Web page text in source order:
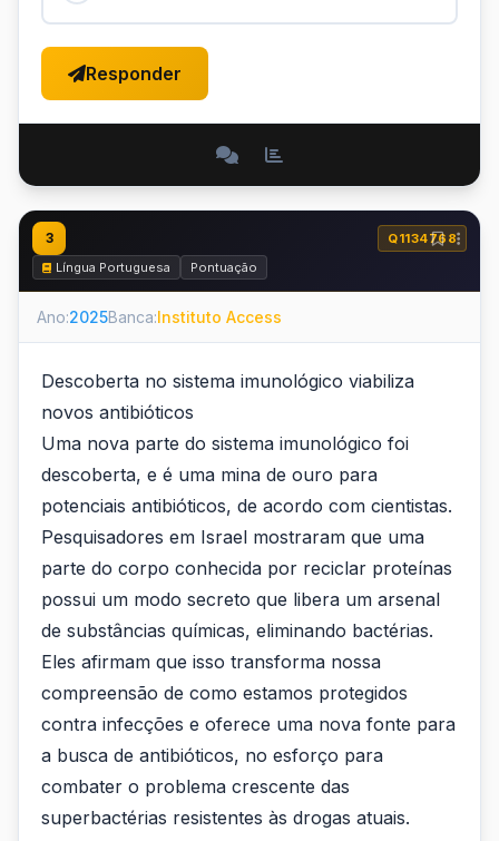
Responder
3
Q1134768
Língua Portuguesa
Pontuação
Ano:2025Banca:Instituto Access
Descoberta no sistema imunológico viabiliza
novos antibióticos
Uma nova parte do sistema imunológico foi
descoberta, e é uma mina de ouro para
potenciais antibióticos, de acordo com cientistas.
Pesquisadores em Israel mostraram que uma
parte do corpo conhecida por reciclar proteínas
possui um modo secreto que libera um arsenal
de substâncias químicas, eliminando bactérias.
Eles afirmam que isso transforma nossa
compreensão de como estamos protegidos
contra infecções e oferece uma nova fonte para
a busca de antibióticos, no esforço para
combater o problema crescente das
superbactérias resistentes às drogas atuais.